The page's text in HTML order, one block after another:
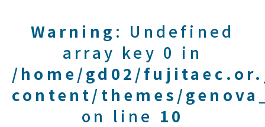
Warning : Undefined
array key 0 in
/home/gd02/
content/themes/
on line 10